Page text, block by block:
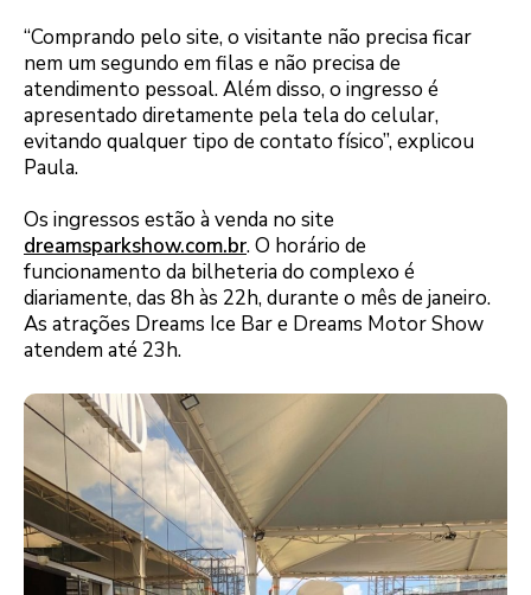
“Comprando pelo site, o visitante não precisa ficar
nem um segundo em filas e não precisa de
atendimento pessoal. Além disso, o ingresso é
apresentado diretamente pela tela do celular,
evitando qualquer tipo de contato físico”, explicou
Paula.
Os ingressos estão à venda no site
dreamsparkshow.com.br. O horário de
funcionamento da bilheteria do complexo é
diariamente, das 8h às 22h, durante o mês de janeiro.
As atrações Dreams Ice Bar e Dreams Motor Show
atendem até 23h.